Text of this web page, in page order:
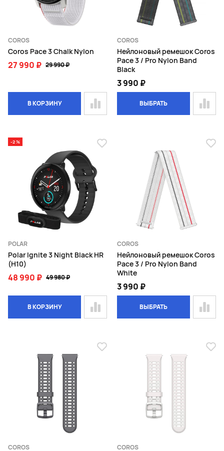
COROS
Coros Pace 3 Chalk Nylon
27 990 ₽ 29 990 ₽
В КОРЗИНУ
COROS
Нейлоновый ремешок Coros
Pace 3 / Pro Nylon Band
Black
3 990 ₽
ВЫБРАТЬ
-2 %
POLAR
Polar Ignite 3 Night Black HR
(H10)
48 990 ₽ 49 980 ₽
В КОРЗИНУ
COROS
Нейлоновый ремешок Coros
Pace 3 / Pro Nylon Band
White
3 990 ₽
ВЫБРАТЬ
COROS COROS